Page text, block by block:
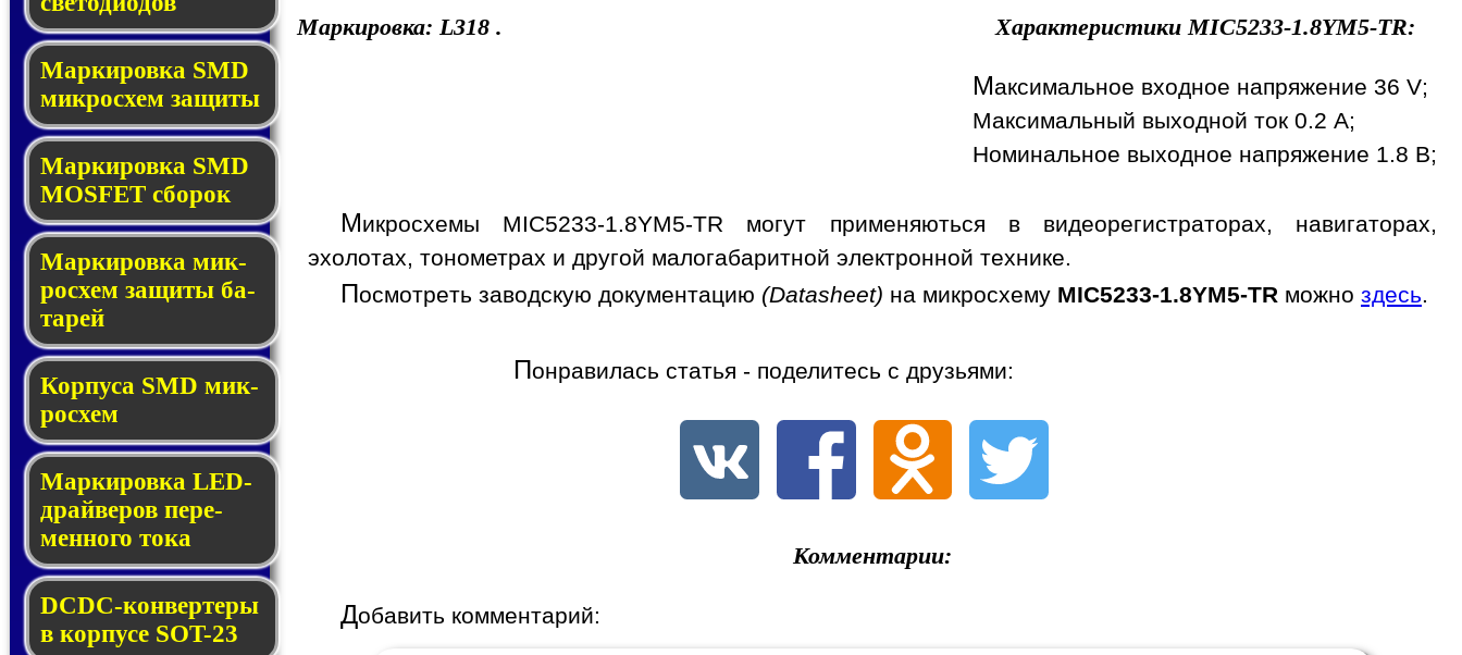
Мар­ки­ров­ка SMD
мик­рос­хем защиты
Мар­ки­ров­ка SMD
MOSFET сбо­рок
Мар­ки­ров­ка мик­
ро­схем за­щи­ты ба­
та­рей
Корпуса SMD мик­
ро­схем
Маркировка LED-
драй­ве­ров пе­ре­
мен­но­го то­ка
DCDC-кон­вер­те­ры
в кор­пу­се SOT-23
Маркировка: L318 . Характеристики MIC5233-1.8YM5-TR:
Максимальное входное напряжение 36 V;
Максимальный выходной ток 0.2 A;
Номинальное выходное напряжение 1.8 В;
Микросхемы MIC5233-1.8YM5-TR могут применяються в видеорегистраторах, навигаторах,
эхолотах, тонометрах и другой малогабаритной электронной технике.
Посмотреть заводскую документацию (Datasheet) на микросхему MIC5233-1.8YM5-TR можно здесь.
Понравилась статья - поделитесь с друзьями:
Комментарии:
Добавить комментарий: